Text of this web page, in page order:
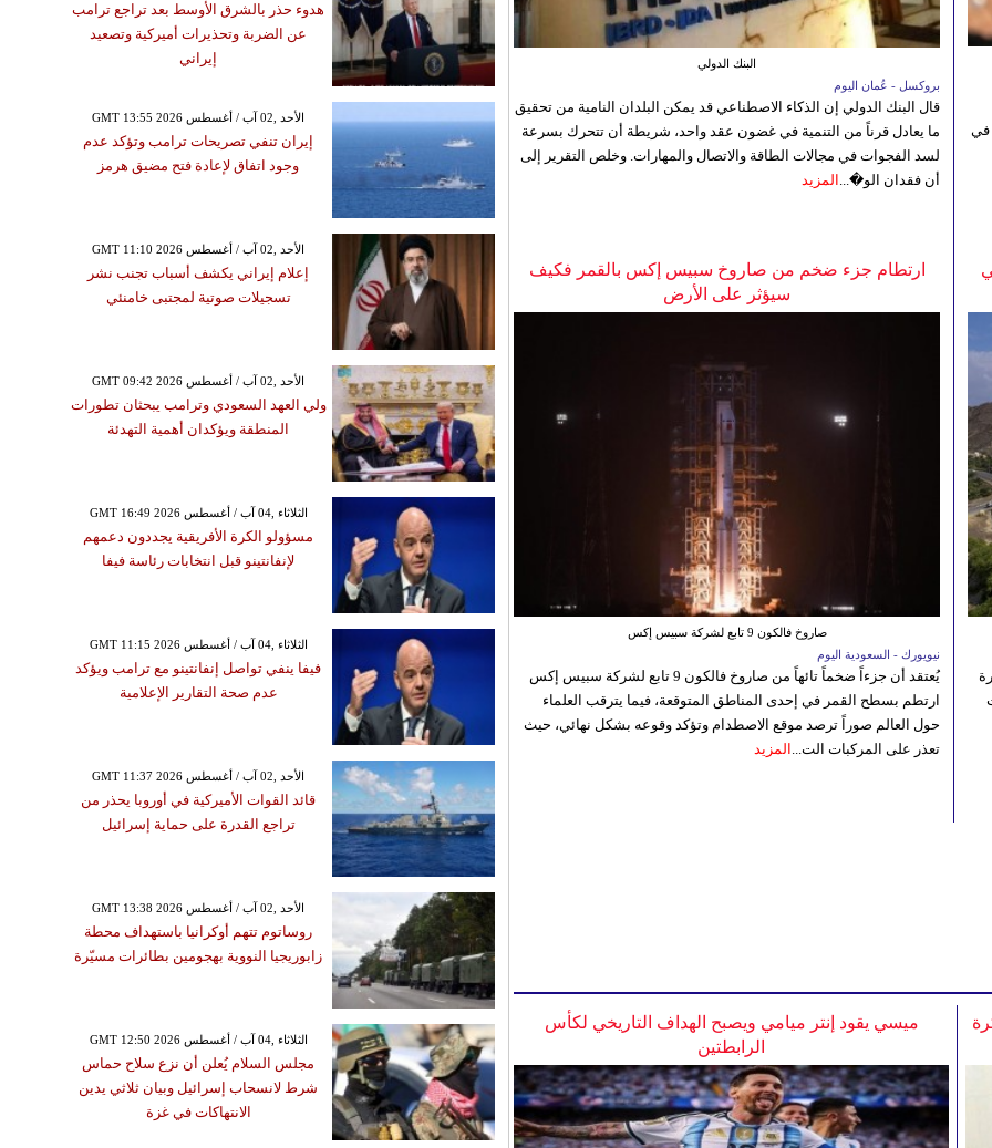
البنك الدولي
بروكسل - عُمان اليوم
قال البنك الدولي إن الذكاء الاصطناعي قد يمكن البلدان النامية من تحقيق
ما يعادل قرناً من التنمية في غضون عقد واحد، شريطة أن تتحرك بسرعة
لسد الفجوات في مجالات الطاقة والاتصال والمهارات. وخلص التقرير إلى
أن فقدان الو�... المزيد
في
ارتطام جزء ضخم من صاروخ سبيس إكس بالقمر فكيف
سيؤثر على الأرض
صاروخ فالكون 9 تابع لشركة سبيس إكس
نيويورك - السعودية اليوم
يُعتقد أن جزءاً ضخماً تائهاً من صاروخ فالكون 9 تابع لشركة سبيس إكس
ارتطم بسطح القمر في إحدى المناطق المتوقعة، فيما يترقب العلماء
حول العالم صوراً ترصد موقع الاصطدام وتؤكد وقوعه بشكل نهائي، حيث
تعذر على المركبات الت... المزيد
ميسي يقود إنتر ميامي ويصبح الهداف التاريخي لكأس
الرابطتين
هدوء حذر بالشرق الأوسط بعد تراجع ترامب
عن الضربة وتحذيرات أميركية وتصعيد
إيراني
GMT 13:55 2026 الأحد ,02 آب / أغسطس
إيران تنفي تصريحات ترامب وتؤكد عدم
وجود اتفاق لإعادة فتح مضيق هرمز
GMT 11:10 2026 الأحد ,02 آب / أغسطس
إعلام إيراني يكشف أسباب تجنب نشر
تسجيلات صوتية لمجتبى خامنئي
GMT 09:42 2026 الأحد ,02 آب / أغسطس
ولي العهد السعودي وترامب يبحثان تطورات
المنطقة ويؤكدان أهمية التهدئة
GMT 16:49 2026 الثلاثاء ,04 آب / أغسطس
مسؤولو الكرة الأفريقية يجددون دعمهم
لإنفانتينو قبل انتخابات رئاسة فيفا
GMT 11:15 2026 الثلاثاء ,04 آب / أغسطس
فيفا ينفي تواصل إنفانتينو مع ترامب ويؤكد
عدم صحة التقارير الإعلامية
GMT 11:37 2026 الأحد ,02 آب / أغسطس
قائد القوات الأميركية في أوروبا يحذر من
تراجع القدرة على حماية إسرائيل
GMT 13:38 2026 الأحد ,02 آب / أغسطس
روساتوم تتهم أوكرانيا باستهداف محطة
زابوريجيا النووية بهجومين بطائرات مسيّرة
GMT 12:50 2026 الثلاثاء ,04 آب / أغسطس
مجلس السلام يُعلن أن نزع سلاح حماس
شرط لانسحاب إسرائيل وبيان ثلاثي يدين
الانتهاكات في غزة